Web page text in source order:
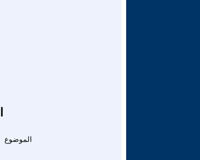
الموضوع